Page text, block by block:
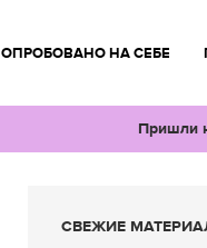
ОПРОБОВАНО НА СЕБЕ
Пришли
СВЕЖИЕ